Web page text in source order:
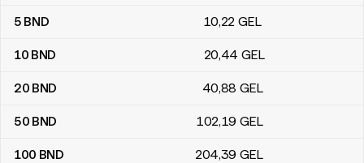
5 BND 10,22 GEL
10 BND 20,44 GEL
20 BND 40,88 GEL
50 BND 102,19 GEL
100 BND 204,39 GEL